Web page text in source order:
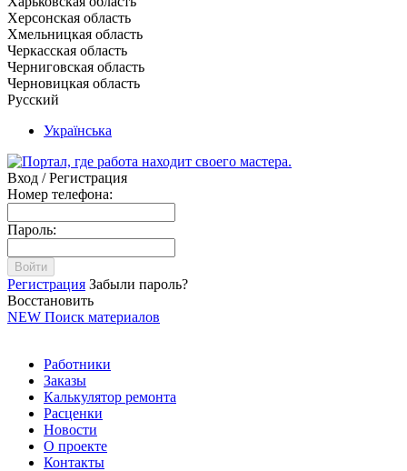
Херсонская область
Хмельницкая область
Черкасская область
Черниговская область
Черновицкая область
Русский
Українська
Вход / Регистрация
Номер телефона:
Пароль:
Войти
Регистрация Забыли пароль?
Восстановить
NEW Поиск материалов
Работники
Заказы
Калькулятор ремонта
Расценки
Новости
О проекте
Контакты